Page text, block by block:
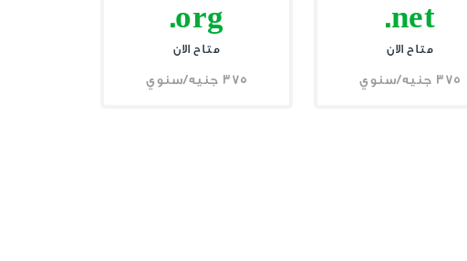
.net
متاح الان
375 جنيه/سنوي
.org
متاح الان
375 جنيه/سنوي